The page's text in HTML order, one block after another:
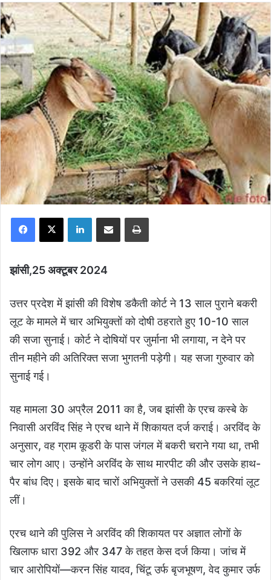
Facebook
X LinkedInShare via Email Print
झांसी,25 अक्टूबर 2024
उत्तर प्रदेश में झांसी की विशेष डकैती कोर्ट ने 13 साल पुराने बकरी
लूट के मामले में चार अभियुक्तों को दोषी ठहराते हुए 10-10 साल
की सजा सुनाई। कोर्ट ने दोषियों पर जुर्माना भी लगाया, न देने पर
तीन महीने की अतिरिक्त सजा भुगतनी पड़ेगी। यह सजा गुरुवार को
सुनाई गई।
यह मामला 30 अप्रैल 2011 का है, जब झांसी के एरच कस्बे के
निवासी अरविंद सिंह ने एरच थाने में शिकायत दर्ज कराई। अरविंद के
अनुसार, वह ग्राम कूडरी के पास जंगल में बकरी चराने गया था, तभी
चार लोग आए। उन्होंने अरविंद के साथ मारपीट की और उसके हाथ-
पैर बांध दिए। इसके बाद चारों अभियुक्तों ने उसकी 45 बकरियां लूट
लीं।
एरच थाने की पुलिस ने अरविंद की शिकायत पर अज्ञात लोगों के
खिलाफ धारा 392 और 347 के तहत केस दर्ज किया। जांच में
चार आरोपियों—करन सिंह यादव, चिंटू उर्फ बृजभूषण, वेद कुमार उर्फ